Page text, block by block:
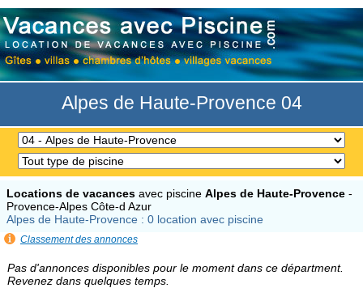
Alpes de Haute-Provence 04
Locations de vacances avec piscine Alpes de Haute-Provence -
Provence-Alpes Côte-d Azur
Alpes de Haute-Provence : 0 location avec piscine
Classement des annonces
Pas d'annonces disponibles pour le moment dans ce départment.
Revenez dans quelques temps.